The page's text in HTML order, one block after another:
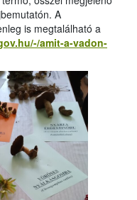
A
is megtalálható a
amit-a-vadon-